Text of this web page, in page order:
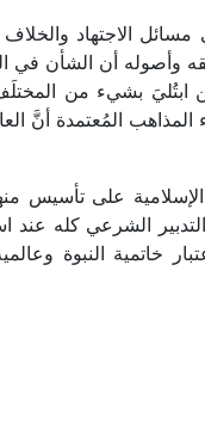
الاجتهاد والخلاف
أن الشأن في
ابتُليَ بشيء من
المُعتمدة أنَّ
على تأسيس
الشرعي كله عند
خاتمية النبوة